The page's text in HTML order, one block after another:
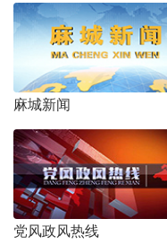
麻城新闻
党风政风热线